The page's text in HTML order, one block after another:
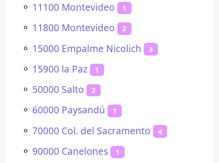
⚬ 11100 Montevideo 1
⚬ 11800 Montevideo 2
⚬ 15000 Empalme Nicolich 3
⚬ 15900 la Paz 1
⚬ 50000 Salto 2
⚬ 60000 Paysandú 1
⚬ 70000 Col. del Sacramento 4
⚬ 90000 Canelones 1